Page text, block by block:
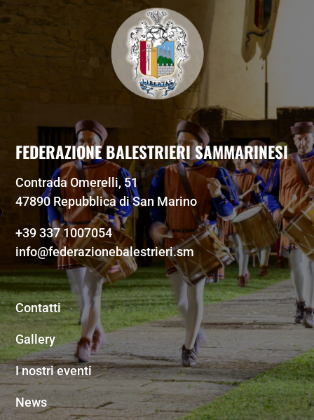
FEDERAZIONE BALESTRIERI SAMMARINESI
Contrada Omerelli, 51
47890 Repubblica di San Marino
+39 337 1007054
info@federazionebalestrieri.sm
Contatti
Gallery
I nostri eventi
News